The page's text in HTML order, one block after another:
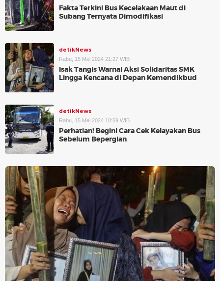
Fakta Terkini Bus Kecelakaan Maut di
Subang Ternyata Dimodifikasi
detikNews
Rabu, 15 Mei 2024 21:27 WIB
Isak Tangis Warnai Aksi Solidaritas SMK
Lingga Kencana di Depan Kemendikbud
detikNews
Rabu, 15 Mei 2024 18:59 WIB
Perhatian! Begini Cara Cek Kelayakan Bus
Sebelum Bepergian